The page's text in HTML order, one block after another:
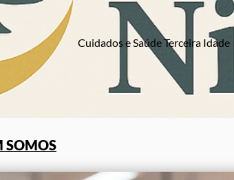
Cuidados e Saúde Terceira Idade
SOMOS